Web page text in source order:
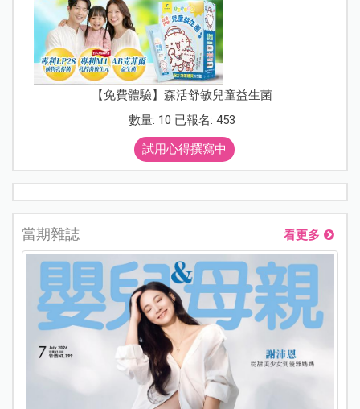
【免費體驗】森活舒敏兒童益生菌
數量: 10 已報名: 453
試用心得撰寫中
當期雜誌 看更多